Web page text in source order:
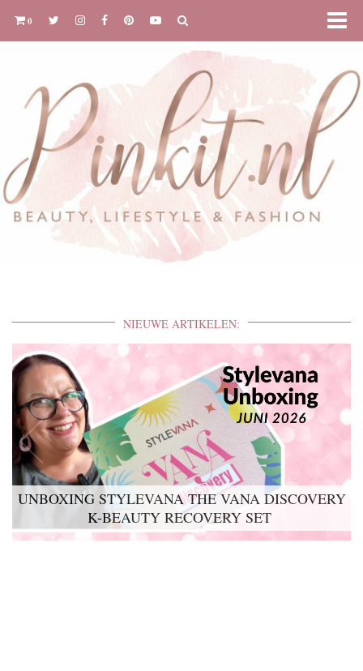
0
NIEUWE ARTIKELEN:
UNBOXING STYLEVANA THE VANA DISCOVERY
K-BEAUTY RECOVERY SET